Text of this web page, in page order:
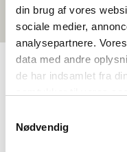
din brug af vores
sociale medier,
analysepartnere.
data med andre
de har indsamlet fra
Nødvendig
Politiske